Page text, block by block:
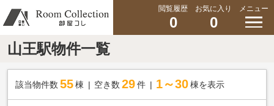
閲覧履歴
0
お気に入り
0
メニュー
山王駅物件一覧
該当物件数 55棟 空き数 29 件 1～30 棟を表示